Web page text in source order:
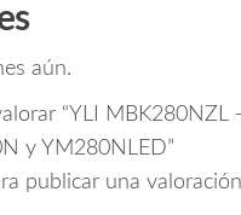
aún.
“YLI
y YM280NLED”
publicar una